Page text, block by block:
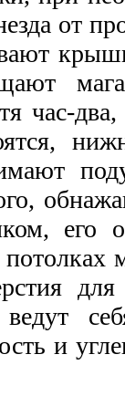
от
час-
его
и